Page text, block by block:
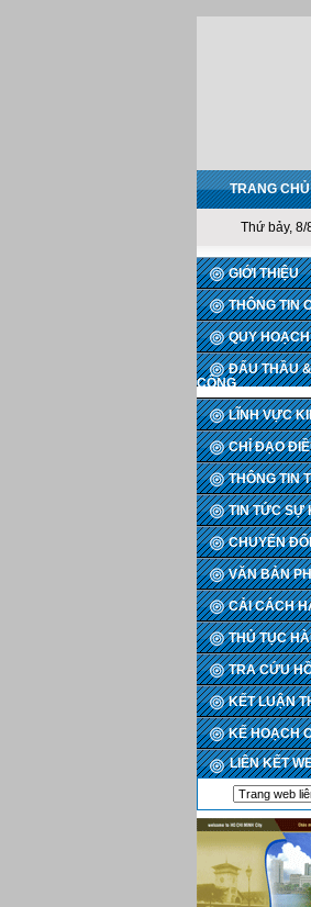
TRANG CHỦ
Thứ bảy, 8/
GIỚI THIỆU
THÔNG TIN
QUY
ĐẤU THẦU
CÔNG
LĨNH VỰC
CHỈ ĐẠO
THÔNG TIN
TIN TỨC SỰ
CHUYỂN
VĂN BẢN
CẢI CÁCH
THỦ TỤC
TRA CỨU
KẾT LUẬN
KẾ HOẠCH
LIÊN KẾT